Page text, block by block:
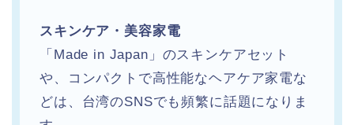
スキンケア・美容家電
「Made in Japan」のスキンケアセット
や、コンパクトで高性能なヘアケア家電な
どは、台湾のSNSでも頻繁に話題になりま